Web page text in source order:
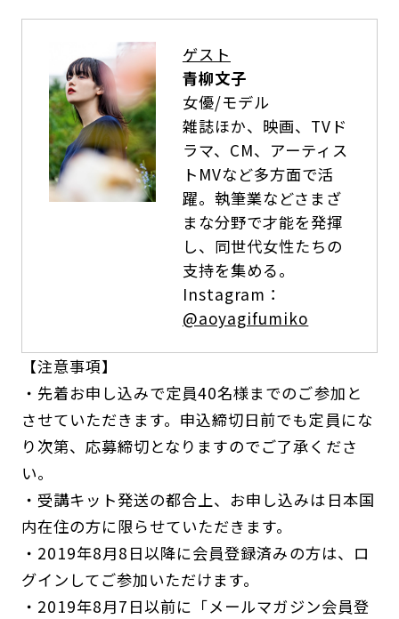
ゲスト
青柳文子
女優/モデル
雑誌ほか、映画、TVド
ラマ、CM、アーティス
トMVなど多方面で活
躍。執筆業などさまざ
まな分野で才能を発揮
し、同世代女性たちの
支持を集める。
Instagram：
@aoyagifumiko
【注意事項】
・先着お申し込みで定員40名様までのご参加と
させていただきます。申込締切日前でも定員にな
り次第、応募締切となりますのでご了承くださ
い。
・受講キット発送の都合上、お申し込みは日本国
内在住の方に限らせていただきます。
・2019年8月8日以降に会員登録済みの方は、ロ
グインしてご参加いただけます。
・2019年8月7日以前に「メールマガジン会員登